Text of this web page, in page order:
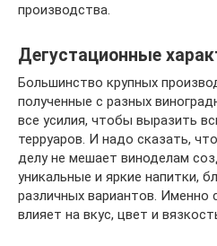
производства.
Дегустационные
Большинство крупных
полученные с разных
все усилия, чтобы выразить
терруаров. И надо сказать,
делу не мешает виноделам
уникальные и яркие напитки,
различных вариантов. Именно
влияет на вкус, цвет и